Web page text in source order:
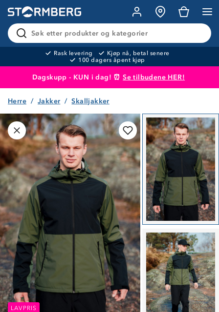
Søk etter produkter og kategorier
Rask levering
Kjøp nå, betal senere
100 dagers åpent kjøp
Dagskupp - KUN i dag! ⏰Se tilbudene HER!
Produktet er lagt i handlekurven
Herre Jakker Skalljakker
LAVPRIS LAVPRIS
LAVPRIS